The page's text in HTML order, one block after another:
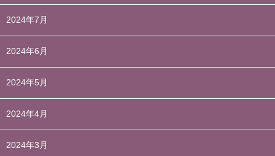
2024年7月
2024年6月
2024年5月
2024年4月
2024年3月